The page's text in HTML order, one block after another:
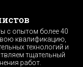
с опытом более 40
квалификацию,
технологий и
тщательный
работ.